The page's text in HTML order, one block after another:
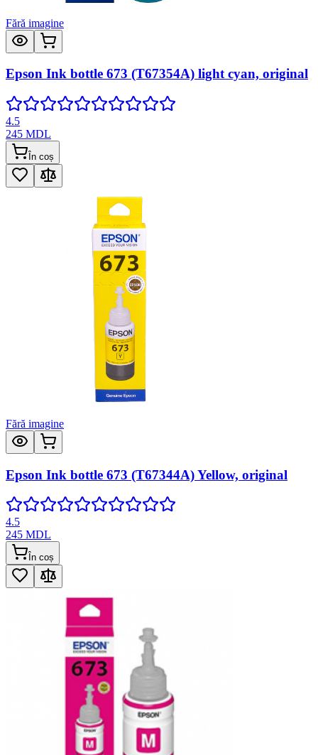
Fără imagine
Epson Ink bottle 673 (T67354A) light cyan, original
4.5
245 MDL
În coș
Fără imagine
Epson Ink bottle 673 (T67344A) Yellow, original
4.5
245 MDL
În coș